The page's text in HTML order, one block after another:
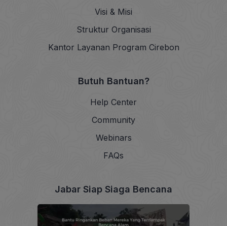
Visi & Misi
Struktur Organisasi
Kantor Layanan Program Cirebon
Butuh Bantuan?
Help Center
Community
Webinars
FAQs
Jabar Siap Siaga Bencana